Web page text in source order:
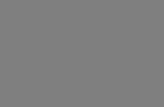
Alias-Struktur) benötigt.